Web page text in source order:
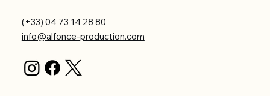
(+33) 04 73 14 28 80
info@alfonce-production.com